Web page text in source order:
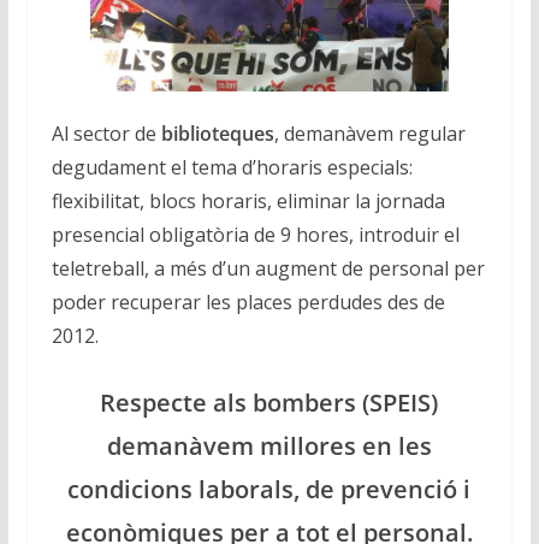
Al sector de biblioteques, demanàvem regular
degudament el tema d’horaris especials:
flexibilitat, blocs horaris, eliminar la jornada
presencial obligatòria de 9 hores, introduir el
teletreball, a més d’un augment de personal per
poder recuperar les places perdudes des de
2012.
Respecte als bombers (SPEIS)
demanàvem millores en les
condicions laborals, de prevenció i
econòmiques per a tot el personal.